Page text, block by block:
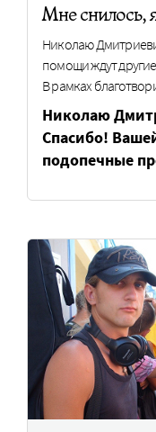
Мне снилось,
Николаю
помощи ждут
В рамках
Николаю
Спасибо!
подопечные